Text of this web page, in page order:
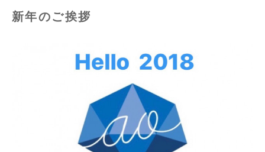
新年のご挨拶